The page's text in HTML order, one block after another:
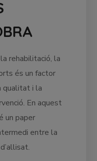
rehabilitació, la
és un factor
qualitat i la
En aquest
un paper
entre la